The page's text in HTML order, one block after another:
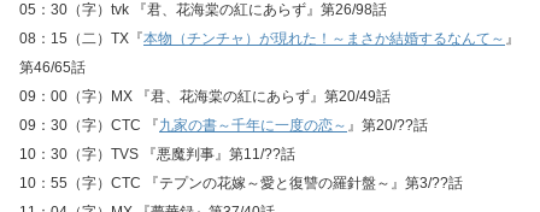
05：30（字）tvk 『君、花海棠の紅にあらず』第26/98話
08：15（二）TX『本物（チンチャ）が現れた！～まさか結婚するなんて～ 』
第46/65話
09：00（字）MX 『君、花海棠の紅にあらず』第20/49話
09：30（字）CTC 『九家の書～千年に一度の恋～ 』第20/??話
10：30（字）TVS 『悪魔判事』第11/??話
10：55（字）CTC 『テプンの花嫁～愛と復讐の羅針盤～』第3/??話